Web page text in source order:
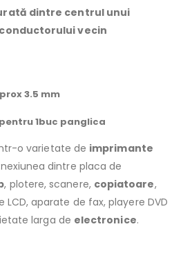
dintre centrul unui
vecin
3.5 mm
1buc panglica
o varietate de imprimante
dintre placa de
, plotere, scanere, copiatoare,
aparate de fax, playere DVD
larga de electronice.